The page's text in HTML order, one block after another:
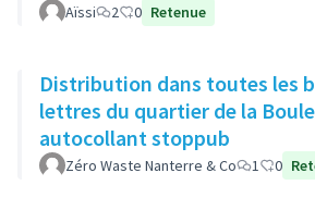
Aïssi 2 0 Retenue
Distribution dans toutes les
lettres du quartier de la
autocollant stoppub
Zéro Waste Nanterre & Co 1 0